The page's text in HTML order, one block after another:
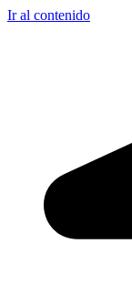
Ir al contenido